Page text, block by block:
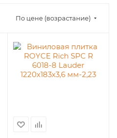
По цене (возрастание)